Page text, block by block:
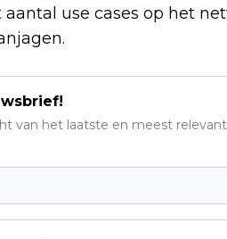
use cases op het
van het laatste en meest